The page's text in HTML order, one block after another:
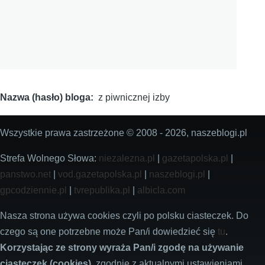
Nazwa (hasło) bloga z piwnicznej izby
Wszystkie prawa zastrzeżone © 2008 - 2026, naszeblogi.pl
Strefa Wolnego Słowa: niezalezna.pl gazetapolska.pl
panstwo.net
vod.gazetapolska.pl naszeblogi.pl
gpcodziennie.pl
tvrepublika.pl albicla.com
Nasza strona używa cookies czyli po polsku ciasteczek. Do
czego są one potrzebne może Pan/i dowiedzieć się tu.
Korzystając ze strony wyraża Pan/i zgodę na używanie